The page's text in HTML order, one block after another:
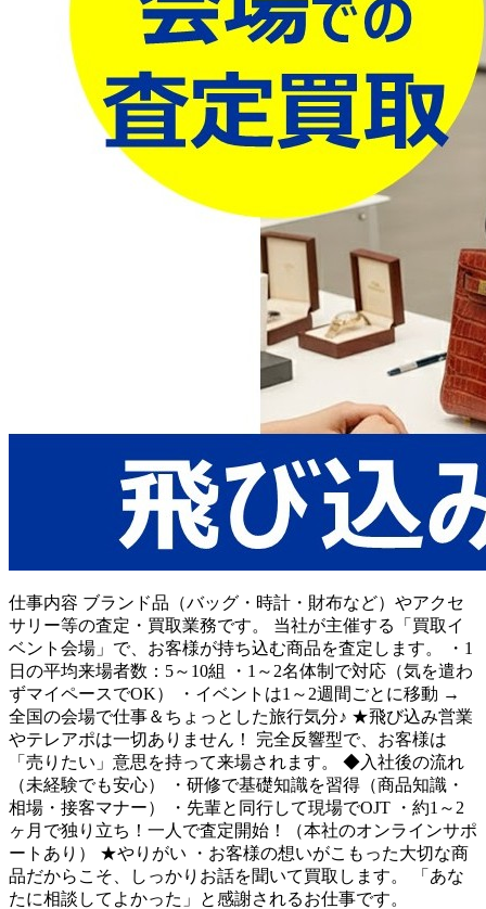
仕事内容 ブランド品（バッグ・時計・財布など）やアクセ
サリー等の査定・買取業務です。 当社が主催する「買取イ
ベント会場」で、お客様が持ち込む商品を査定します。 ・1
日の平均来場者数：5～10組 ・1～2名体制で対応（気を遣わ
ずマイペースでOK） ・イベントは1～2週間ごとに移動 →
全国の会場で仕事＆ちょっとした旅行気分♪ ★飛び込み営業
やテレアポは一切ありません！ 完全反響型で、お客様は
「売りたい」意思を持って来場されます。 ◆入社後の流れ
（未経験でも安心） ・研修で基礎知識を習得（商品知識・
相場・接客マナー） ・先輩と同行して現場でOJT ・約1～2
ヶ月で独り立ち！一人で査定開始！（本社のオンラインサポ
ートあり） ★やりがい ・お客様の想いがこもった大切な商
品だからこそ、しっかりお話を聞いて買取します。 「あな
たに相談してよかった」と感謝されるお仕事です。